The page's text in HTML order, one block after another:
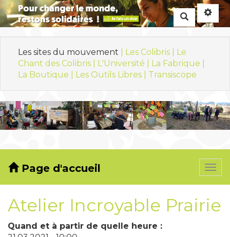
Rechercher
Les sites du mouvement | Les Colibris | Le
Chant des Colibris | L'Université | La Fabrique |
La Boutique | Les Outils Libres | Transiscope
Page d'accueil
Atelier Incroyable Prairie
Quand et à partir de quelle heure :